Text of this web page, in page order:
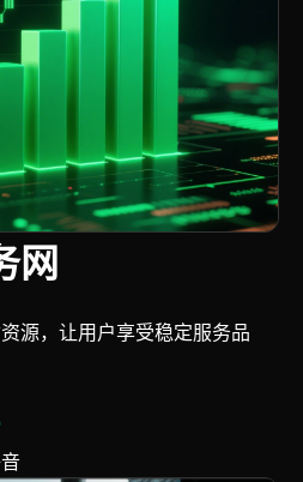
网
源，让用户享受稳定服务品